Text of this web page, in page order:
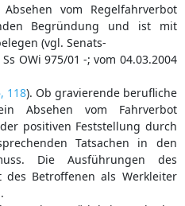
vom Regelfahrverbot
Begründung und ist mit
(vgl. Senats-
OWi 975/01 -; vom 04.03.2004
118). Ob gravierende berufliche
Absehen vom Fahrverbot
positiven Feststellung durch
Tatsachen in den
Die Ausführungen des
Betroffenen als Werkleiter